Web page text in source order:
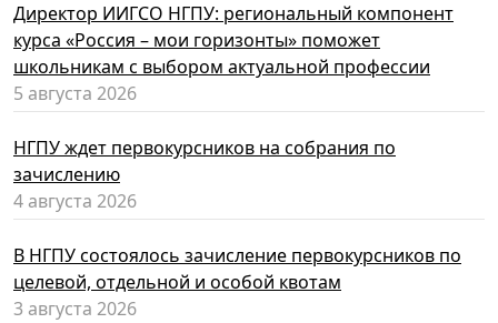
Директор ИИГСО НГПУ: региональный компонент
курса «Россия – мои горизонты» поможет
школьникам с выбором актуальной профессии
5 августа 2026
НГПУ ждет первокурсников на собрания по
зачислению
4 августа 2026
В НГПУ состоялось зачисление первокурсников по
целевой, отдельной и особой квотам
3 августа 2026